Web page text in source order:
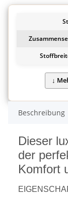
Beschreibung
Dieser
der
Komfort